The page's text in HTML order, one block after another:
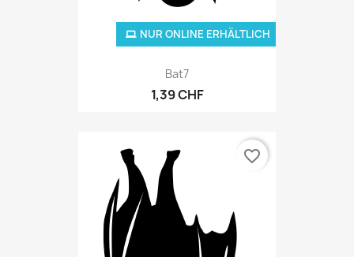
Bat7
1,39 CHF
NUR ONLINE ERHÄLTLICH
favorite_border